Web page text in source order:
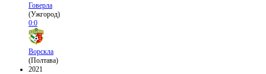
Говерла
(Ужгород)
0:0
Ворскла
(Полтава)
2021